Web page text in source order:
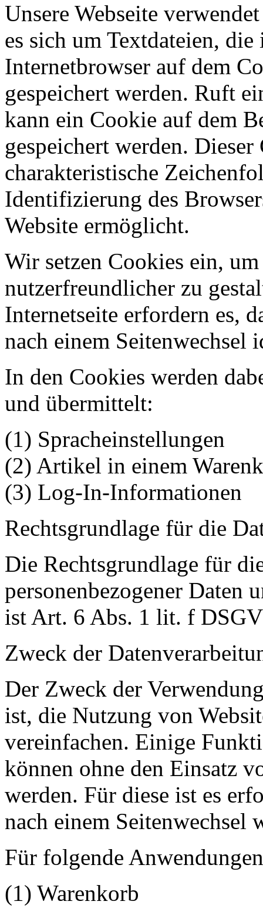
Unsere Webseite
es sich um Textdateien,
Internetbrowser auf dem
gespeichert werden. Ruft
kann ein Cookie auf dem
gespeichert werden.
charakteristische
Identifizierung des
Website ermöglicht.
Wir setzen Cookies ein, um
nutzerfreundlicher zu
Internetseite erfordern es,
nach einem
In den Cookies werden
und übermittelt:
(1) Spracheinstellungen
(2) Artikel in einem
(3) Log-In-Informationen
Rechtsgrundlage für die
Die Rechtsgrundlage für
personenbezogener Daten
ist Art. 6 Abs. 1 lit. f
Zweck der
Der Zweck der
ist, die Nutzung von
vereinfachen. Einige
können ohne den Einsatz
werden. Für diese ist es
nach einem Seitenwechsel
Für folgende
(1) Warenkorb